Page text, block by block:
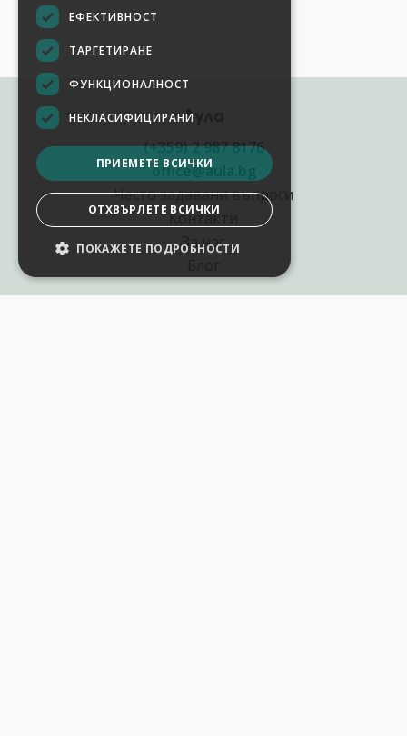
Аула
(+359) 2 987 8176
office@aula.bg
Често задавани въпроси
Контакти
За нас
ЕФЕКТИВНОСТ
ТАРГЕТИРАНЕ
ФУНКЦИОНАЛНОСТ
НЕКЛАСИФИЦИРАНИ
ПРИЕМЕТЕ ВСИЧКИ
ОТХВЪРЛЕТЕ ВСИЧКИ
ПОКАЖЕТЕ ПОДРОБНОСТИ